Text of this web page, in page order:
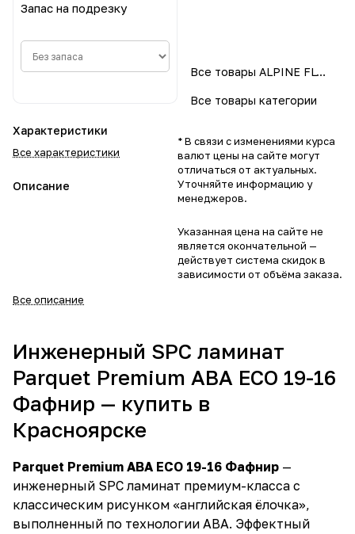
Запас на подрезку
Характеристики
Все характеристики
Описание
Все описание
Все товары ALPINE FLOOR
Все товары категории
* В связи с изменениями курса
валют цены на сайте могут
отличаться от актуальных.
Уточняйте информацию у
менеджеров.
Указанная цена на сайте не
является окончательной —
действует система скидок в
зависимости от объёма заказа.
Инженерный SPC ламинат
Parquet Premium ABA ECO 19-16
Фафнир — купить в
Красноярске
Parquet Premium ABA ECO 19-16 Фафнир —
инженерный SPC ламинат премиум-класса с
классическим рисунком «английская ёлочка»,
выполненный по технологии ABA. Эффектный